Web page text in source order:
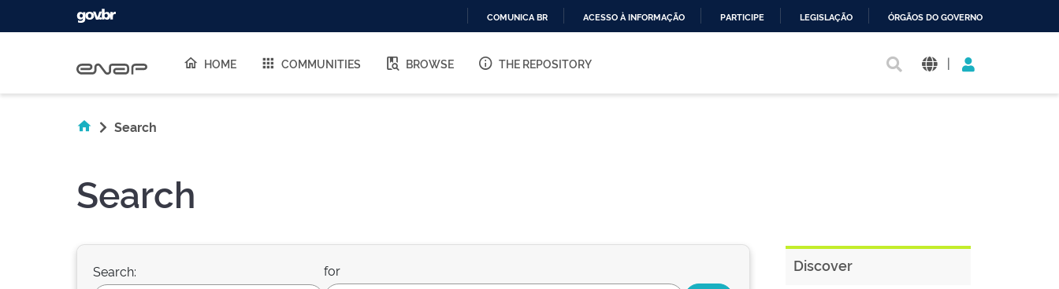
O
COMUNICA BR ACESSO À INFORMAÇÃO PARTICIPE LEGISLAÇÃO ÓRGÃOS DO GOVERNO
HOME COMMUNITIES BROWSE THE REPOSITORY |
Search
Search
Search: for Discover